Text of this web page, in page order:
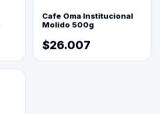
Cafe Oma Institucional
Molido 500g
$26.007